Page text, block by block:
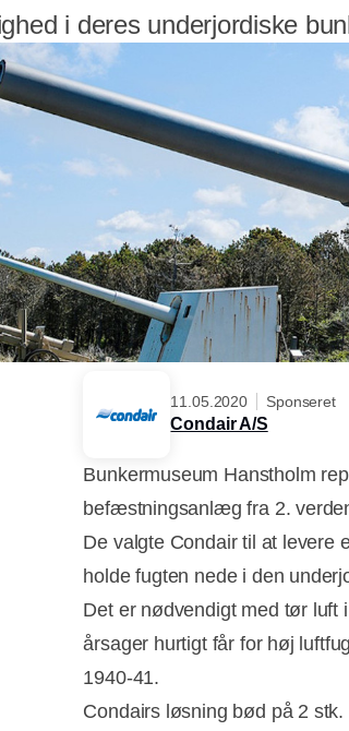
i deres underjordiske
11.05.2020 Sponseret
Condair A/S
Bunkermuseum Hanstholm
befæstningsanlæg fra 2.
De valgte Condair til at levere
holde fugten nede i den
Det er nødvendigt med tør luft
årsager hurtigt får for høj
1940-41.
Condairs løsning bød på 2